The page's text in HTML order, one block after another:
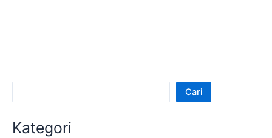
Cari
Kategori